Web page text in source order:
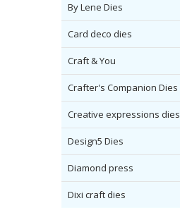
By Lene Dies
Card deco dies
Craft & You
Crafter's Companion Dies
Creative expressions dies
Design5 Dies
Diamond press
Dixi craft dies